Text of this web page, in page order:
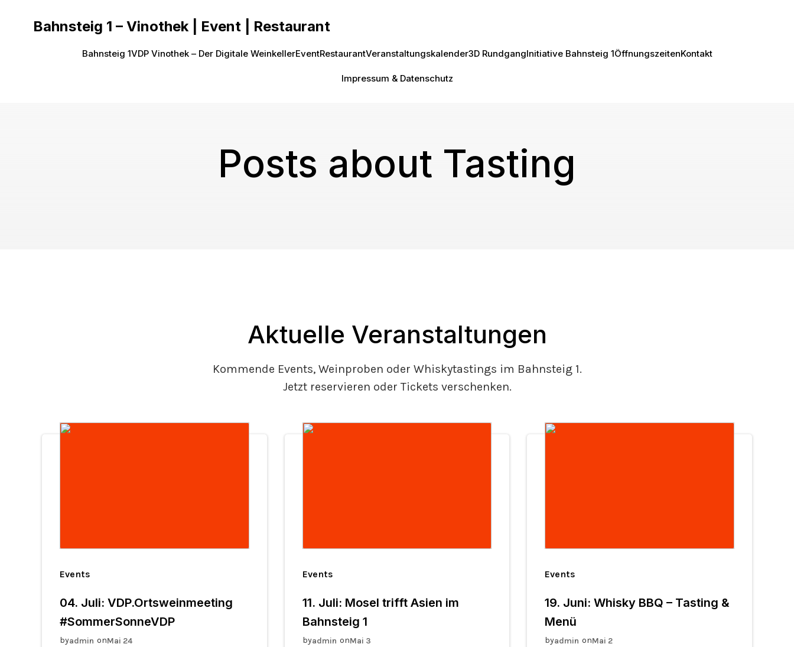
Bahnsteig 1 – Vinothek | Event | Restaurant
Bahnsteig 1VDP Vinothek – Der Digitale WeinkellerEventRestaurantVeranstaltungskalender3D RundgangInitiative Bahnsteig 1ÖffnungszeitenKontakt
Impressum & Datenschutz
Posts about Tasting
Aktuelle Veranstaltungen
Kommende Events, Weinproben oder Whiskytastings im Bahnsteig 1.
Jetzt reservieren oder Tickets verschenken.
Events
04. Juli: VDP.Ortsweinmeeting
#SommerSonneVDP
byadmin onMai 24
Events
11. Juli: Mosel trifft Asien im
Bahnsteig 1
byadmin onMai 3
Events
19. Juni: Whisky BBQ – Tasting &
Menü
byadmin onMai 2